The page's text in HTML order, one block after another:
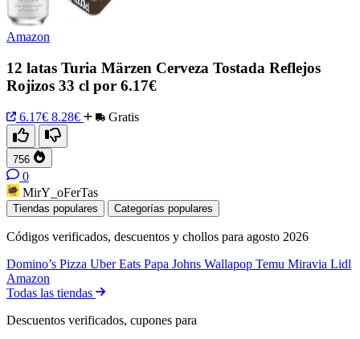
Amazon
12 latas Turia Märzen Cerveza Tostada Reflejos
Rojizos 33 cl por 6.17€
6.17€ 8.28€ Gratis
756
0
MirY_oFerTas
Tiendas populares Categorías populares
Códigos verificados, descuentos y chollos para agosto 2026
Domino’s Pizza Uber Eats Papa Johns Wallapop Temu Miravia Lidl
Amazon
Todas las tiendas
Descuentos verificados, cupones para